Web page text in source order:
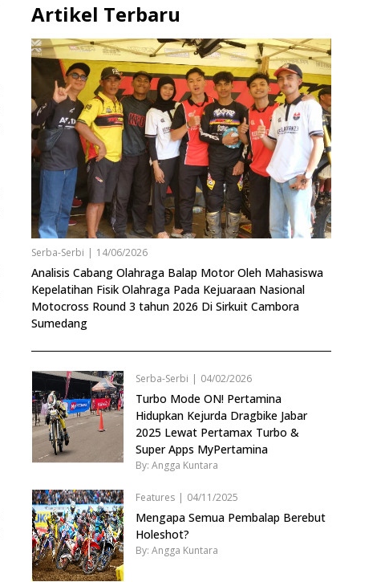
Artikel Terbaru
Serba-Serbi | 14/06/2026
Analisis Cabang Olahraga Balap Motor Oleh Mahasiswa
Kepelatihan Fisik Olahraga Pada Kejuaraan Nasional
Motocross Round 3 tahun 2026 Di Sirkuit Cambora
Sumedang
Serba-Serbi | 04/02/2026
Turbo Mode ON! Pertamina
Hidupkan Kejurda Dragbike Jabar
2025 Lewat Pertamax Turbo &
Super Apps MyPertamina
By: Angga Kuntara
Features | 04/11/2025
Mengapa Semua Pembalap Berebut
Holeshot?
By: Angga Kuntara